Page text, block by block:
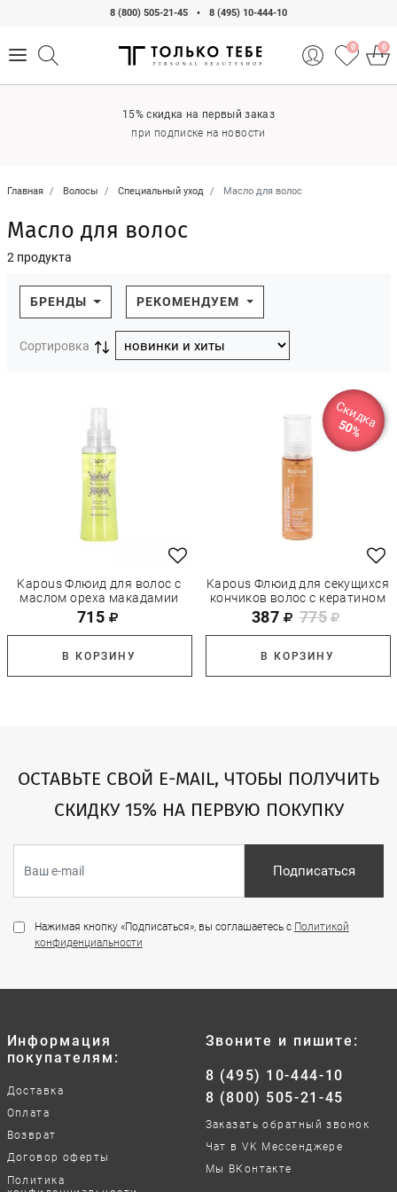
8 (800) 505-21-45 • 8 (495) 10-444-10
0 0
15% скидка на первый заказ
при подписке на новости
Главная Волосы Специальный уход Масло для волос
Масло для волос
2 продукта
БРЕНДЫ РЕКОМЕНДУЕМ
Сортировка
Kapous Флюид для волос с
маслом ореха макадамии
715
В КОРЗИНУ
Скидка
50%
Kapous Флюид для секущихся
кончиков волос с кератином
387 775
В КОРЗИНУ
ОСТАВЬТЕ СВОЙ E-MAIL, ЧТОБЫ ПОЛУЧИТЬ
СКИДКУ 15% НА ПЕРВУЮ ПОКУПКУ
Подписаться
Нажимая кнопку «Подписаться», вы соглашаетесь с Политикой
конфиденциальности
Информация
покупателям:
Доставка
Оплата
Возврат
Договор оферты
Политика
Звоните и пишите:
8 (495) 10-444-10
8 (800) 505-21-45
Заказать обратный звонок
Чат в VK Мессенджере
Мы ВКонтакте